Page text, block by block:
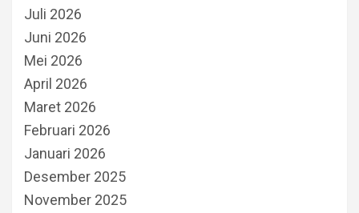
Juli 2026
Juni 2026
Mei 2026
April 2026
Maret 2026
Februari 2026
Januari 2026
Desember 2025
November 2025